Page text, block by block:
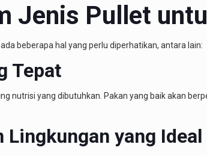
Jenis Pullet
beberapa hal yang perlu diperhatikan, antara lain:
Tepat
nutrisi yang dibutuhkan. Pakan yang baik akan
Lingkungan yang Ideal